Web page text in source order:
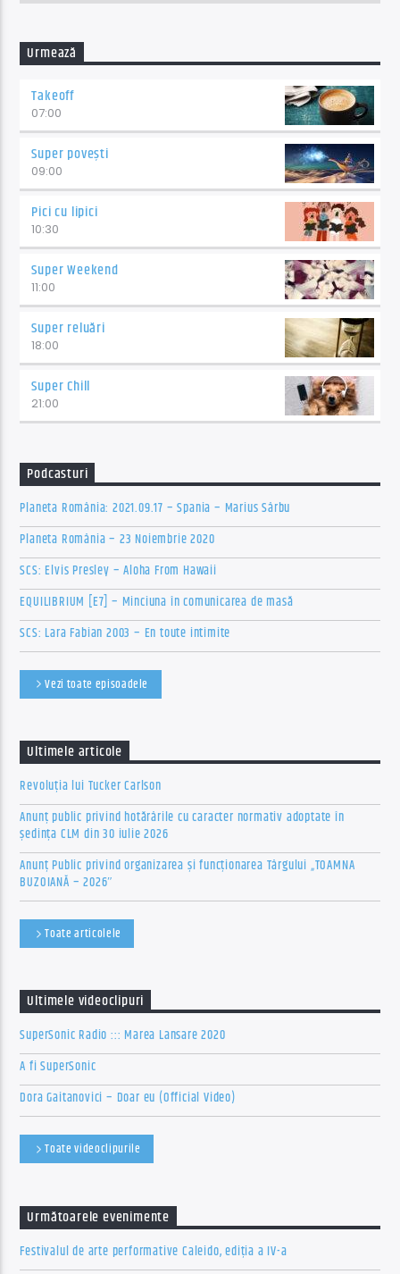
Urmează
Takeoff
07:00
Super povești
09:00
Pici cu lipici
10:30
Super Weekend
11:00
Super reluări
18:00
Super Chill
21:00
Podcasturi
Planeta România: 2021.09.17 – Spania – Marius Sârbu
Planeta România – 23 Noiembrie 2020
SCS: Elvis Presley – Aloha From Hawaii
EQUILIBRIUM [E7] – Minciuna în comunicarea de masă
SCS: Lara Fabian 2003 – En toute intimite
Vezi toate episoadele
Ultimele articole
Revoluția lui Tucker Carlson
Anunț public privind hotărârile cu caracter normativ adoptate în
ședința CLM din 30 iulie 2026
Anunț Public privind organizarea şi funcţionarea Târgului „TOAMNA
BUZOIANĂ – 2026″
Toate articolele
Ultimele videoclipuri
SuperSonic Radio ::: Marea Lansare 2020
A fi SuperSonic
Dora Gaitanovici – Doar eu (Official Video)
Toate videoclipurile
Următoarele evenimente
Festivalul de arte performative Caleido, ediția a IV-a